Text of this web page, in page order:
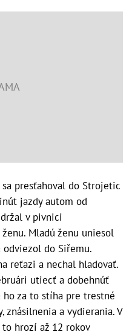
presťahoval do Strojetic
jazdy autom od
v pivnici
Mladú ženu uniesol
do Siřemu.
reťazi a nechal hladovať.
utiecť a dobehnúť
ho za to stíha pre trestné
znásilnenia a vydierania. V
hrozí až 12 rokov